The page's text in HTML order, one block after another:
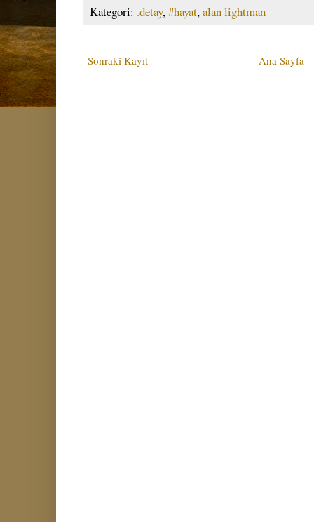
Kategori: .detay,#hayat,alan lightman
Sonraki Kayıt Ana Sayfa